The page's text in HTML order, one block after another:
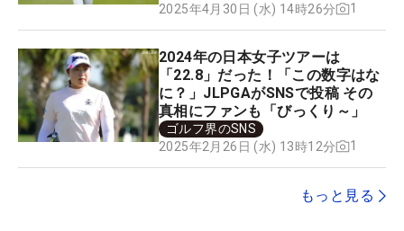
2025年4月30日 (水) 14時26分
1
2024年の日本女子ツアーは
「22.8」だった！「この数字はな
に？」JLPGAがSNSで投稿 その
真相にファンも「びっくり～」
ゴルフ界のSNS
2025年2月26日 (水) 13時12分
1
もっと見る